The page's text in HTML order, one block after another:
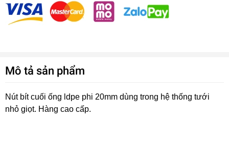
Mô tả sản phẩm
Nút bít cuối ống ldpe phi 20mm dùng trong hệ thống tưới
nhỏ giọt. Hàng cao cấp.